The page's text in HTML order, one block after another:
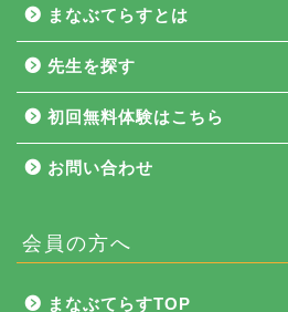
まなぶてらすとは
先生を探す
初回無料体験はこちら
お問い合わせ
会員の方へ
まなぶてらすTOP